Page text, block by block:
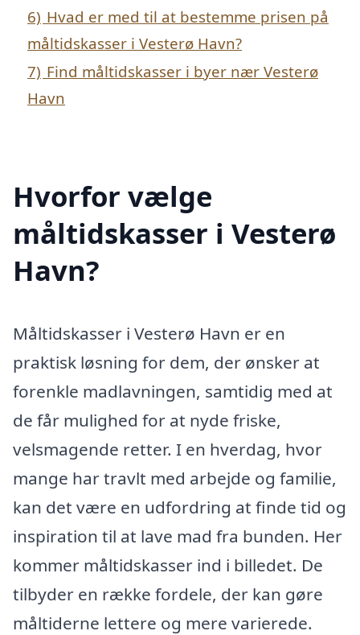
6) Hvad er med til at bestemme prisen på
måltidskasser i Vesterø Havn?
7) Find måltidskasser i byer nær Vesterø
Havn
Hvorfor vælge
måltidskasser i Vesterø
Havn?
Måltidskasser i Vesterø Havn er en
praktisk løsning for dem, der ønsker at
forenkle madlavningen, samtidig med at
de får mulighed for at nyde friske,
velsmagende retter. I en hverdag, hvor
mange har travlt med arbejde og familie,
kan det være en udfordring at finde tid og
inspiration til at lave mad fra bunden. Her
kommer måltidskasser ind i billedet. De
tilbyder en række fordele, der kan gøre
måltiderne lettere og mere varierede.